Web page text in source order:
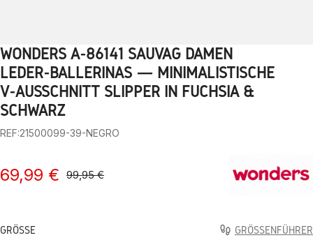
1 2 3 4 5 6 7 8
WONDERS A-86141 SAUVAG DAMEN
LEDER-BALLERINAS — MINIMALISTISCHE
V-AUSSCHNITT SLIPPER IN FUCHSIA &
SCHWARZ
REF:21500099-39-NEGRO
69,99 € 99,95 €
GRÖSSE GRÖSSENFÜHRER